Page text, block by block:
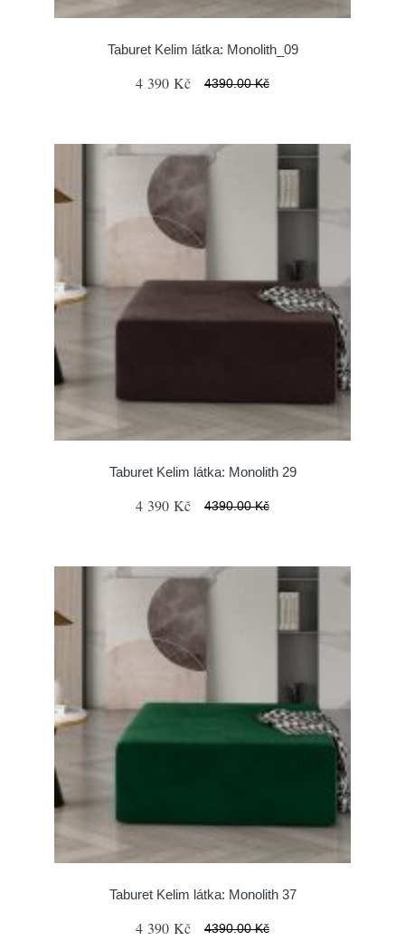
Taburet Kelim látka: Monolith_09
4 390 Kč 4390.00 Kč
Taburet Kelim látka: Monolith 29
4 390 Kč 4390.00 Kč
Taburet Kelim látka: Monolith 37
4 390 Kč 4390.00 Kč